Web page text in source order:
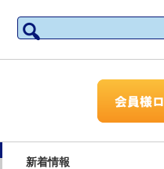
検
索:
新着情報